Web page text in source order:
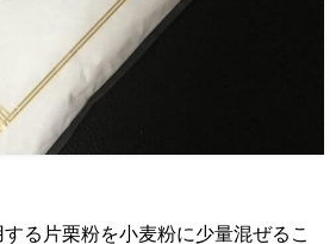
る片栗粉を小麦粉に少量混ぜるこ